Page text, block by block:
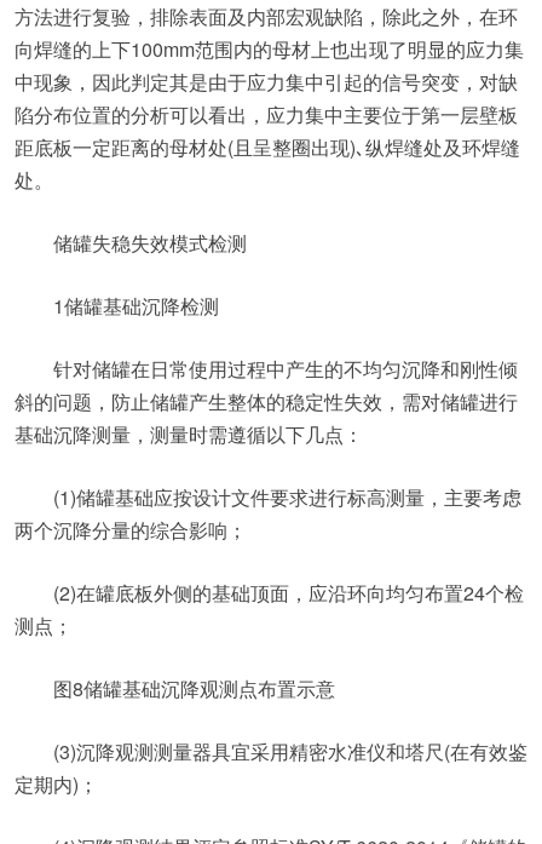
方法进行复验，排除表面及内部宏观缺陷，除此之外，在环
向焊缝的上下100mm范围内的母材上也出现了明显的应力集
中现象，因此判定其是由于应力集中引起的信号突变，对缺
陷分布位置的分析可以看出，应力集中主要位于第一层壁板
距底板一定距离的母材处(且呈整圈出现)､纵焊缝处及环焊缝
处。
储罐失稳失效模式检测
1储罐基础沉降检测
针对储罐在日常使用过程中产生的不均匀沉降和刚性倾
斜的问题，防止储罐产生整体的稳定性失效，需对储罐进行
基础沉降测量，测量时需遵循以下几点：
(1)储罐基础应按设计文件要求进行标高测量，主要考虑
两个沉降分量的综合影响；
(2)在罐底板外侧的基础顶面，应沿环向均匀布置24个检
测点；
图8储罐基础沉降观测点布置示意
(3)沉降观测测量器具宜采用精密水准仪和塔尺(在有效鉴
定期内)；